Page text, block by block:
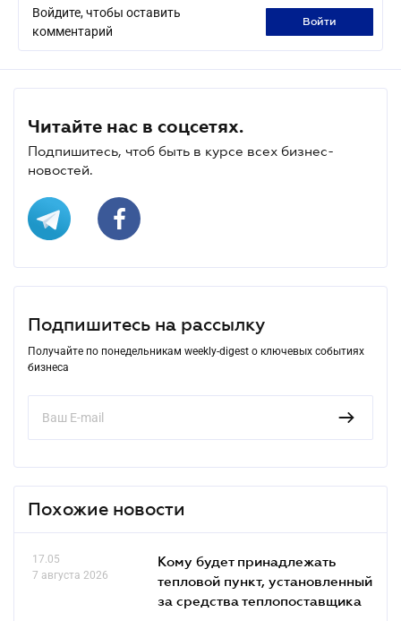
Войдите, чтобы оставить
комментарий
войти
Читайте нас в соцсетях.
Подпишитесь, чтоб быть в курсе всех бизнес-
новостей.
Подпишитесь на рассылку
Получайте по понедельникам weekly-digest о ключевых событиях
бизнеса
Похожие новости
17.05
7 августа 2026
Кому будет принадлежать
тепловой пункт, установленный
за средства теплопоставщика